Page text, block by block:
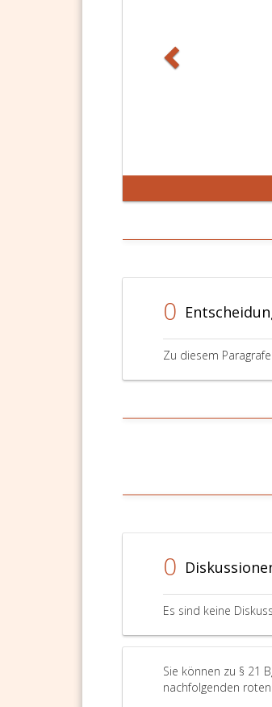
0
Zu diesem
0
Es sind keine
Sie können zu § 21
nachfolgenden